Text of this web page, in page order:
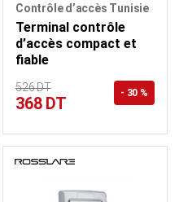
Contrôle d’accès Tunisie
Terminal contrôle
d’accès compact et
fiable
526 DT
368 DT
- 30 %